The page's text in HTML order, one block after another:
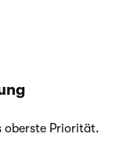
oberste Prio­ri­tät.